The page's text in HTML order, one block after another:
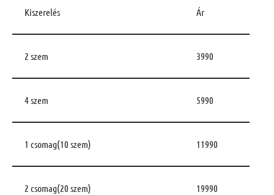
Kiszerelés Ár
2 szem 3990
4 szem 5990
1 csomag(10 szem) 11990
2 csomag(20 szem) 19990